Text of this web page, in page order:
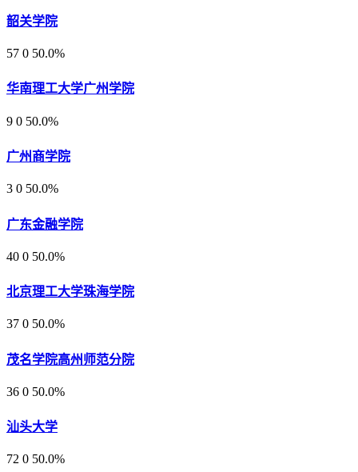
韶关学院
57 0 50.0%
华南理工大学广州学院
9 0 50.0%
广州商学院
3 0 50.0%
广东金融学院
40 0 50.0%
北京理工大学珠海学院
37 0 50.0%
茂名学院高州师范分院
36 0 50.0%
汕头大学
72 0 50.0%